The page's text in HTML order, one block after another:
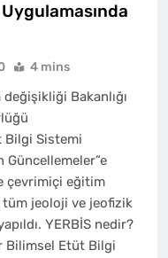
4 mins
Bakanlığı
Bilgi Sistemi
Güncellemeler”e
çevrimiçi eğitim
jeoloji ve jeofizik
YERBİS nedir?
Bilimsel Etüt Bilgi